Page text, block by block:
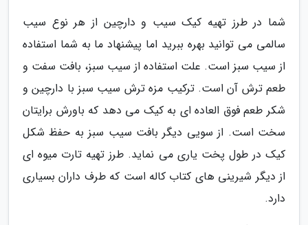
شما در طرز تهیه کیک سیب و دارچین از هر نوع سیب
سالمی می توانید بهره ببرید اما پیشنهاد ما به شما استفاده
از سیب سبز است. علت استفاده از سیب سبز، بافت سفت و
طعم ترش آن است. ترکیب مزه ترش سیب سبز با دارچین و
شکر طعم فوق العاده ای به کیک می دهد که باورش برایتان
سخت است. از سویی دیگر بافت سیب سبز به حفظ شکل
کیک در طول پخت یاری می نماید. طرز تهیه تارت میوه ای
از دیگر شیرینی های کتاب کاله است که طرف داران بسیاری
دارد.